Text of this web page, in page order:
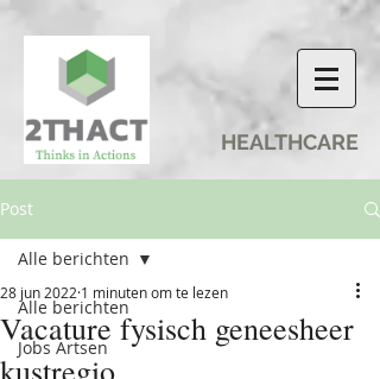
HEALTHCARE
Post
Alle berichten
Jobs Artsen
Alle berichten
Vacature fysisch geneesheer
kustregio
28 jun 2022 1 minuten om te lezen